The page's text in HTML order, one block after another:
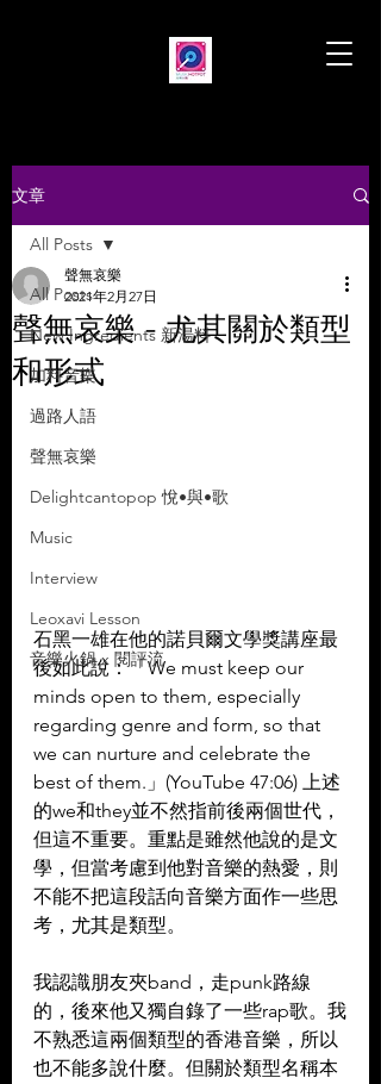
文章
All Posts
New Ingredients 新湯料
加料音樂
過路人語
聲無哀樂
Delightcantopop 悅•與•歌
Music
Interview
Leoxavi Lesson
音樂火鍋 x 閱評流
All Posts
聲無哀樂 - 尤其關於類型
和形式
聲無哀樂
2021年2月27日
石黑一雄在他的諾貝爾文學獎講座最
後如此說：「We must keep our
minds open to them, especially
regarding genre and form, so that
we can nurture and celebrate the
best of them.」(YouTube 47:06) 上述
的we和they並不然指前後兩個世代，
但這不重要。重點是雖然他說的是文
學，但當考慮到他對音樂的熱愛，則
不能不把這段話向音樂方面作一些思
考，尤其是類型。
我認識朋友夾band，走punk路線
的，後來他又獨自錄了一些rap歌。我
不熟悉這兩個類型的香港音樂，所以
也不能多說什麼。但關於類型名稱本